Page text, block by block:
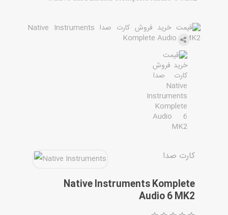
پیانو و کیبورد
تجهیزات استودیویی
دی جی
ساز و ادوات موسیقی
محصولات کارکرده
مقاله ها
کارت صدا
Native Instruments Komplete
Audio 6 MK2